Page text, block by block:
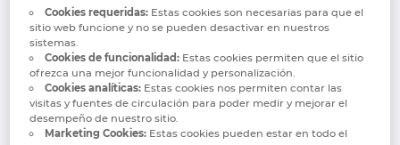
Inteligencia Artificial con el lanzamiento de
EPLAN Copilot
partir de laPlataforma EPLAN 2027—cuya
versión Betaya está accesible—, esta
solución transforma radicalmente la relación
entre el ingeniero de diseño y el software,
Greece
Hungary
India
Cookies requeridas:Estas cookies son necesarias para que el
sitio web funcione y no se pueden desactivar en nuestros
sistemas.
Cookies de funcionalidad:Estas cookies permiten que el sitio
ofrezca una mejor funcionalidad y personalización.
Cookies analíticas:Estas cookies nos permiten contar las
visitas y fuentes de circulación para poder medir y mejorar el
desempeño de nuestro sitio.
Marketing Cookies:Estas cookies pueden estar en todo el